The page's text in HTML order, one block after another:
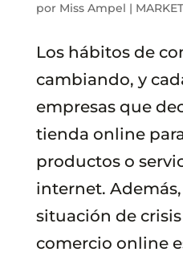
por Miss Ampel |
Los hábitos de
cambiando, y
empresas que
tienda online
productos o
internet.
situación de
comercio online